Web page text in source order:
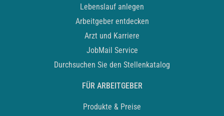
Lebenslauf anlegen
Arbeitgeber entdecken
Arzt und Karriere
JobMail Service
Durchsuchen Sie den Stellenkatalog
FÜR ARBEITGEBER
Produkte & Preise